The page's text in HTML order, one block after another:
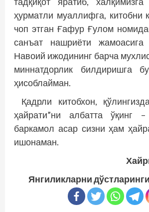
ҳурматли муаллифга, китобни
чоп этган Ғафур Ғулом
санъат нашриёти
Навоий ижодининг барча
миннатдорлик билдиришга
ҳисоблайман.
Қадрли китобхон,
ҳайрати”ни албатта
баркамол асар сизни ҳам
ишонаман.
Янгиликларни